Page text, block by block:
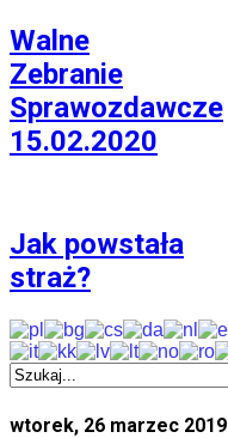
Walne
Zebranie
Sprawozdawcze
15.02.2020
Jak powstała
straż?
wtorek, 26 marzec 2019